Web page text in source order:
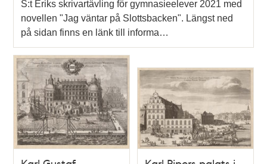
S:t Eriks skrivartävling för gymnasieelever 2021 med
novellen "Jag väntar på Slottsbacken". Längst ned
på sidan finns en länk till informa…